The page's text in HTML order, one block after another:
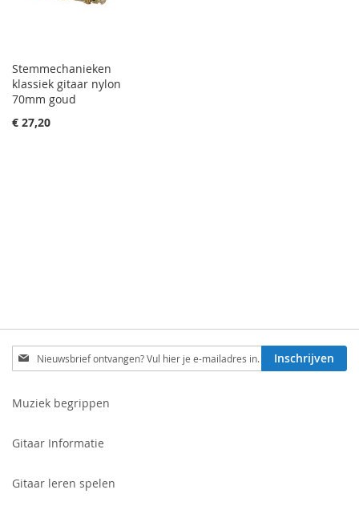
Stemmechanieken
klassiek gitaar nylon
70mm goud
€ 27,20
Schrijf
je
voor
Inschrijven
Muziek begrippen
Gitaar Informatie
Gitaar leren spelen